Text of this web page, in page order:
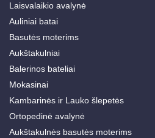
Laisvalaikio avalynė
Auliniai batai
Basutės moterims
Aukštakulniai
Balerinos bateliai
Mokasinai
Kambarinės ir Lauko šlepetės
Ortopedinė avalynė
Aukštakulnės basutės moterims